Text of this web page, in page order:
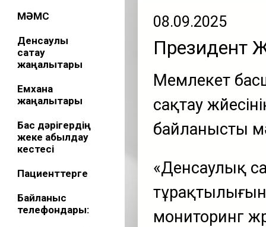
МӘМС
Денсаулық
сақтау
жаңалықтары
Емхана
жаңалықтары
Бас дәрігердің
жеке қабылдау
кестесі
Пациенттерге
Байланыс
телефондары:
08.09.2025
Президент
Мемлекет
сақтау
байланысты
«Денсаулық
мониторинг